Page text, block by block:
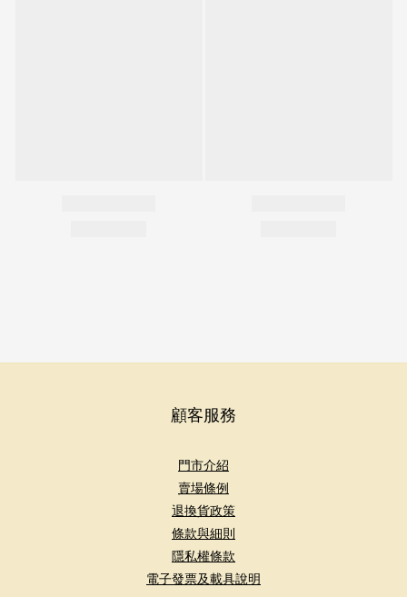
顧客服務
門市介紹
賣場條例
退換貨政策
條款與細則
隱私權條款
電子發票及載具說明